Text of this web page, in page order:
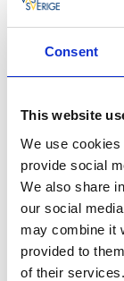
Consent
This website
We use
provide social
We also share
our social
may combine it
provided to
of their services.
Upptäck
Kombinera din
med ett riktigt
ut på havet
kräftor. På
restaurang
äventyr finns